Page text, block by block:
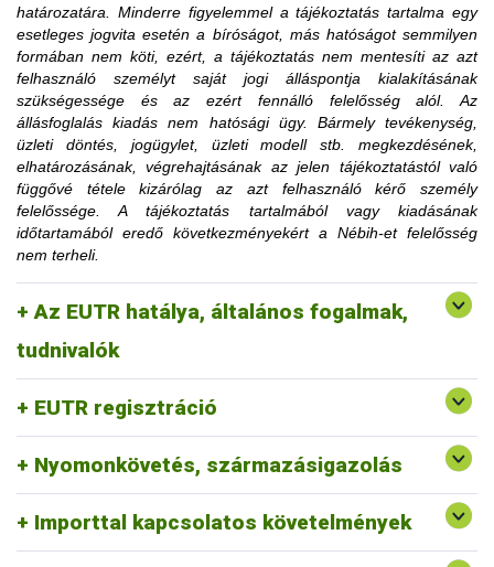
határozatára. Minderre figyelemmel a tájékoztatás tartalma egy
esetleges jogvita esetén a bíróságot, más hatóságot semmilyen
formában nem köti, ezért, a tájékoztatás nem mentesíti az azt
felhasználó személyt saját jogi álláspontja kialakításának
szükségessége és az ezért fennálló felelősség alól. Az
állásfoglalás kiadás nem hatósági ügy. Bármely tevékenység,
üzleti döntés, jogügylet, üzleti modell stb. megkezdésének,
elhatározásának, végrehajtásának az jelen tájékoztatástól való
függővé tétele kizárólag az azt felhasználó kérő személy
felelőssége. A tájékoztatás tartalmából vagy kiadásának
időtartamából eredő következményekért a Nébih-et felelősség
nem terheli.
Az EUTR hatálya, általános fogalmak,
tudnivalók
EUTR regisztráció
Nyomonkövetés, származásigazolás
Importtal kapcsolatos követelmények
1. Mennyi idő múlva kerülhetek le a
honlapon közzétett jogsértések listájáról?
A közzétételtől számított ötödik év leteltekor. A tevékenység
korlátozásra utaló határozati részt hamarabb is el lehet
távolítani, amennyiben az ügyfél igazolja, hogy a korlátozás
megszüntetéséhez szükséges feltételt teljesítette.
Az érintett faanyag kereskedelmi lánchoz tartozó
tevékenységének felfüggesztése vagy tiltása, a
felfüggesztés vagy a tiltás fennállásáig szerepel a
honlapon.
kérelemmel?
Erre a vonatkozó jogszabályi környezet alapján nincs
lehetőség.